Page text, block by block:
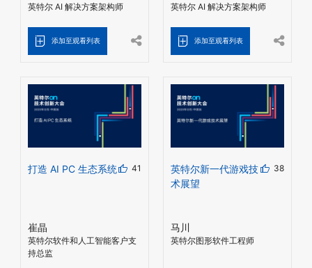
英特尔 AI 解决方案架构师
添加至观看列表
英特尔 AI 解决方案架构师
添加至观看列表
41
打造 AI PC 生态系统
崔晶
英特尔软件和人工智能客户支
持总监
38
英特尔新一代游戏技
术展望
马川
英特尔图形软件工程师